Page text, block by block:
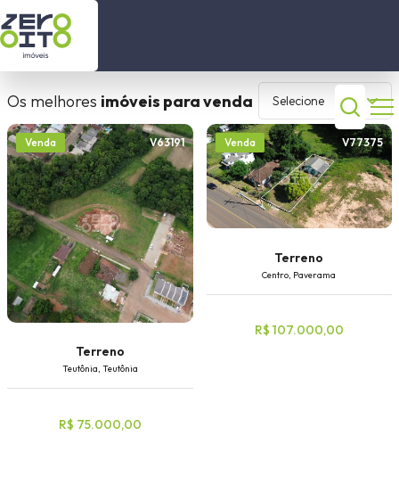
Imóveis a Venda
Imóveis para locação
Contato
Sobre nós
(51) 99630 2446
(51) 99506 3120
Comprar Alugar
Tipo do imóvel
Dormitórios
Bairro
Faixa de valor
Os melhores imóveis para venda Selecione
Venda V63191
Terreno
Teutônia, Teutônia
R$ 75.000,00
Venda V77375
Terreno
Centro, Paverama
R$ 107.000,00